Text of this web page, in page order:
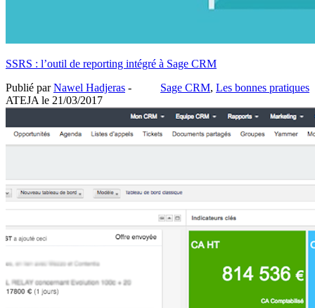
SSRS : l’outil de reporting intégré à Sage CRM
Sage CRM, Les bonnes pratiques
Publié parNawel Hadjeras -
ATEJA le 21/03/2017